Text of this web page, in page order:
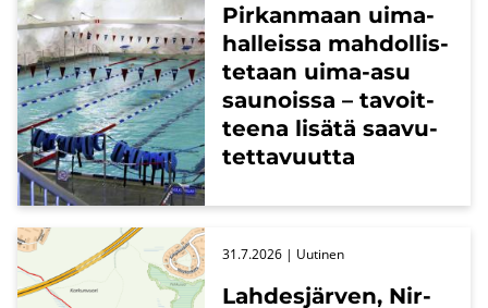
Pir­kan­maan ui­ma­
hal­leis­sa mah­dol­lis­
te­taan uima-​asu
sau­nois­sa – ta­voit­
tee­na li­sä­tä saa­vu­
tet­ta­vuut­ta
Lah­des­jär­ven, Nir­
31.7.2026 | Uu­ti­nen